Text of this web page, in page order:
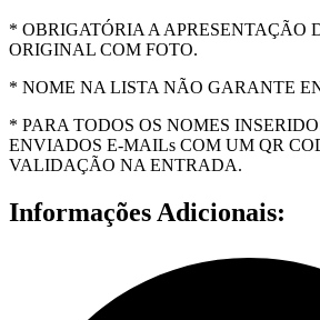
* OBRIGATÓRIA A APRESENTAÇÃO
ORIGINAL COM FOTO.
* NOME NA LISTA NÃO GARANTE
* PARA TODOS OS NOMES
ENVIADOS E-MAILs COM UM QR
VALIDAÇÃO NA ENTRADA.
Informações Adicionais: